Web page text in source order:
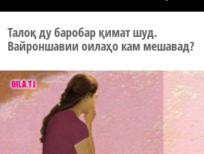
Талоқ ду баробар қимат шуд.
Вайроншавии оилаҳо кам мешавад?